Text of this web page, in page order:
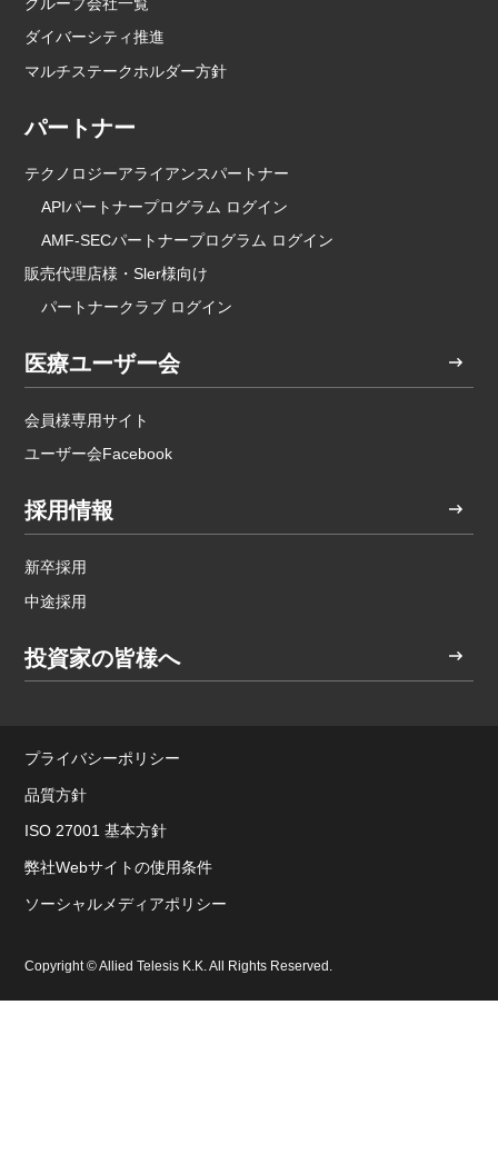
ダイバーシティ推進
マルチステークホルダー方針
パートナー
テクノロジーアライアンスパートナー
APIパートナープログラム ログイン
AMF-SECパートナープログラム ログイン
販売代理店様・Sler様向け
パートナークラブ ログイン
医療ユーザー会
会員様専用サイト
ユーザー会Facebook
採用情報
新卒採用
中途採用
投資家の皆様へ
プライバシーポリシー
品質方針
ISO 27001 基本方針
弊社Webサイトの使用条件
ソーシャルメディアポリシー
Copyright © Allied Telesis K.K. All Rights Reserved.